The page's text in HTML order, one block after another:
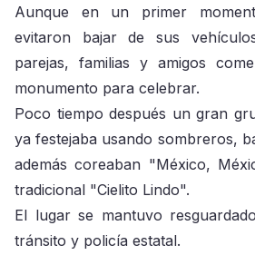
Aunque en un primer
evitaron bajar de sus
parejas, familias y amigos
monumento para celebrar.
Poco tiempo después un gran
ya festejaba usando sombreros,
además coreaban "México,
tradicional "Cielito Lindo".
El lugar se mantuvo
tránsito y policía estatal.